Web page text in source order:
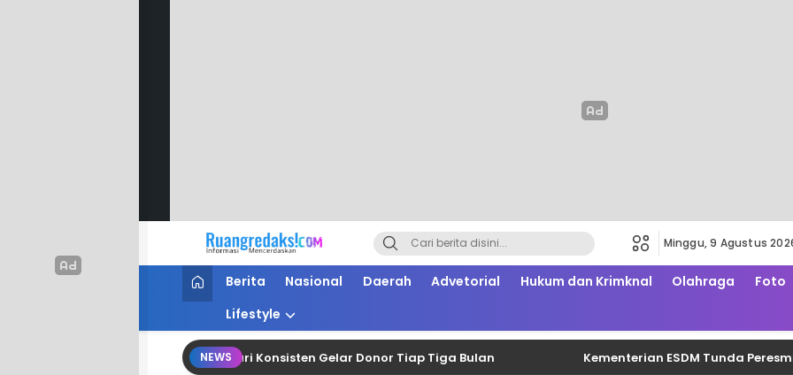
Ruang Redaksi
Informasi Mencerdaskan
Minggu, 9 Agustus
Berita Nasional Daerah Advetorial Hukum dan Krimknal Olahraga Foto
Lifestyle
NEWS
Darah, Masjid Nur Intan Lestari Konsisten Gelar Donor Tiap Tiga Bulan Kementerian ESDM Tunda Peresmian